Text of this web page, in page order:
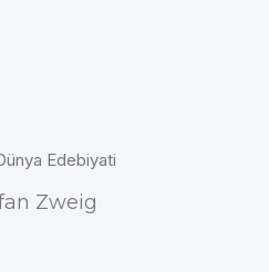
Edebiyati
Zweig